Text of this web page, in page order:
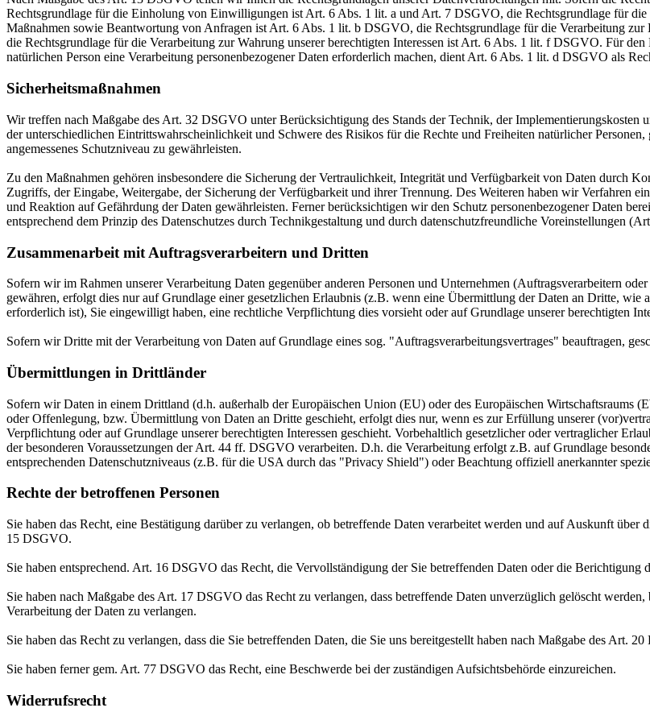
Rechtsgrundlage für die Einholung von Einwilligungen ist Art. 6 Abs. 1 lit. a und Art. 7 DSGVO, die Rechtsgrundlage für
Maßnahmen sowie Beantwortung von Anfragen ist Art. 6 Abs. 1 lit. b DSGVO, die Rechtsgrundlage für die Verarbeitung
die Rechtsgrundlage für die Verarbeitung zur Wahrung unserer berechtigten Interessen ist Art. 6 Abs. 1 lit. f DSGVO. Für
natürlichen Person eine Verarbeitung personenbezogener Daten erforderlich machen, dient Art. 6 Abs. 1 lit. d DSGVO als
Sicherheitsmaßnahmen
Wir treffen nach Maßgabe des Art. 32 DSGVO unter Berücksichtigung des Stands der Technik, der
der unterschiedlichen Eintrittswahrscheinlichkeit und Schwere des Risikos für die Rechte und Freiheiten natürlicher
angemessenes Schutzniveau zu gewährleisten.
Zu den Maßnahmen gehören insbesondere die Sicherung der Vertraulichkeit, Integrität und Verfügbarkeit von Daten durch
Zugriffs, der Eingabe, Weitergabe, der Sicherung der Verfügbarkeit und ihrer Trennung. Des Weiteren haben wir Verfahren
und Reaktion auf Gefährdung der Daten gewährleisten. Ferner berücksichtigen wir den Schutz personenbezogener Daten
entsprechend dem Prinzip des Datenschutzes durch Technikgestaltung und durch datenschutzfreundliche Voreinstellungen
Zusammenarbeit mit Auftragsverarbeitern und Dritten
Sofern wir im Rahmen unserer Verarbeitung Daten gegenüber anderen Personen und Unternehmen (Auftragsverarbeitern
gewähren, erfolgt dies nur auf Grundlage einer gesetzlichen Erlaubnis (z.B. wenn eine Übermittlung der Daten an Dritte,
erforderlich ist), Sie eingewilligt haben, eine rechtliche Verpflichtung dies vorsieht oder auf Grundlage unserer berechtigten
Sofern wir Dritte mit der Verarbeitung von Daten auf Grundlage eines sog. "Auftragsverarbeitungsvertrages" beauftragen,
Übermittlungen in Drittländer
Sofern wir Daten in einem Drittland (d.h. außerhalb der Europäischen Union (EU) oder des Europäischen Wirtschaftsraums
oder Offenlegung, bzw. Übermittlung von Daten an Dritte geschieht, erfolgt dies nur, wenn es zur Erfüllung unserer
Verpflichtung oder auf Grundlage unserer berechtigten Interessen geschieht. Vorbehaltlich gesetzlicher oder vertraglicher
der besonderen Voraussetzungen der Art. 44 ff. DSGVO verarbeiten. D.h. die Verarbeitung erfolgt z.B. auf Grundlage
entsprechenden Datenschutzniveaus (z.B. für die USA durch das "Privacy Shield") oder Beachtung offiziell anerkannter
Rechte der betroffenen Personen
Sie haben das Recht, eine Bestätigung darüber zu verlangen, ob betreffende Daten verarbeitet werden und auf Auskunft
15 DSGVO.
Sie haben entsprechend. Art. 16 DSGVO das Recht, die Vervollständigung der Sie betreffenden Daten oder die Berichtigung
Sie haben nach Maßgabe des Art. 17 DSGVO das Recht zu verlangen, dass betreffende Daten unverzüglich gelöscht
Verarbeitung der Daten zu verlangen.
Sie haben das Recht zu verlangen, dass die Sie betreffenden Daten, die Sie uns bereitgestellt haben nach Maßgabe des Art.
Sie haben ferner gem. Art. 77 DSGVO das Recht, eine Beschwerde bei der zuständigen Aufsichtsbehörde einzureichen.
Widerrufsrecht